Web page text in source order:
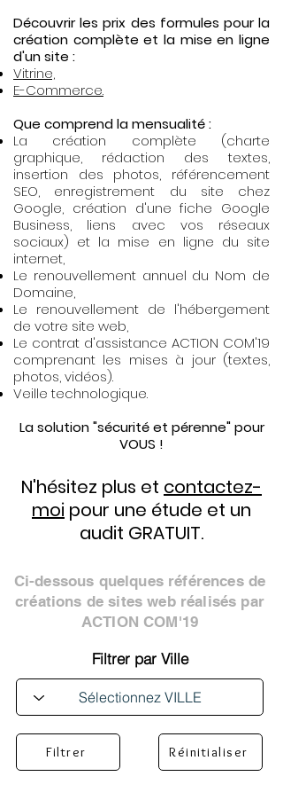
Découvrir les prix des formules pour la
création complète et la mise en ligne
d'un site :
Vitrine,
E-Commerce.
Que comprend la mensualité :
La création complète (charte
graphique, rédaction des textes,
insertion des photos, référencement
SEO, enregistrement du site chez
Google, création d'une fiche Google
Business, liens avec vos réseaux
sociaux) et la mise en ligne du site
internet,
Le renouvellement annuel du Nom de
Domaine,
Le renouvellement de l'hébergement
de votre site web,
Le contrat d'assistance ACTION COM'19
comprenant les mises à jour (textes,
photos, vidéos).
Veille technologique.
La solution "sécurité et pérenne" pour
VOUS !
N'hésitez plus et contactez-
moi pour une étude et un
audit GRATUIT.
Ci-dessous quelques références de
créations de sites web réalisés par
ACTION COM'19
Filtrer par Ville
Filtrer Réinitialiser